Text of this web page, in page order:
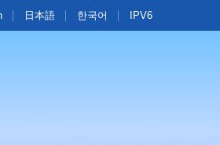
日本語 한국어 IPV6